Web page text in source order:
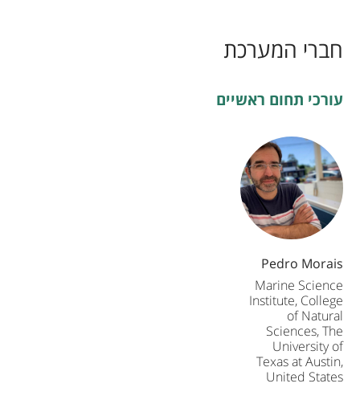
o
u
n
g
M
n
d
חברי המערכת
עורכי תחום ראשיים
Pedro Morais
Marine Science
Institute, College
of Natural
Sciences, The
University of
Texas at Austin,
United States